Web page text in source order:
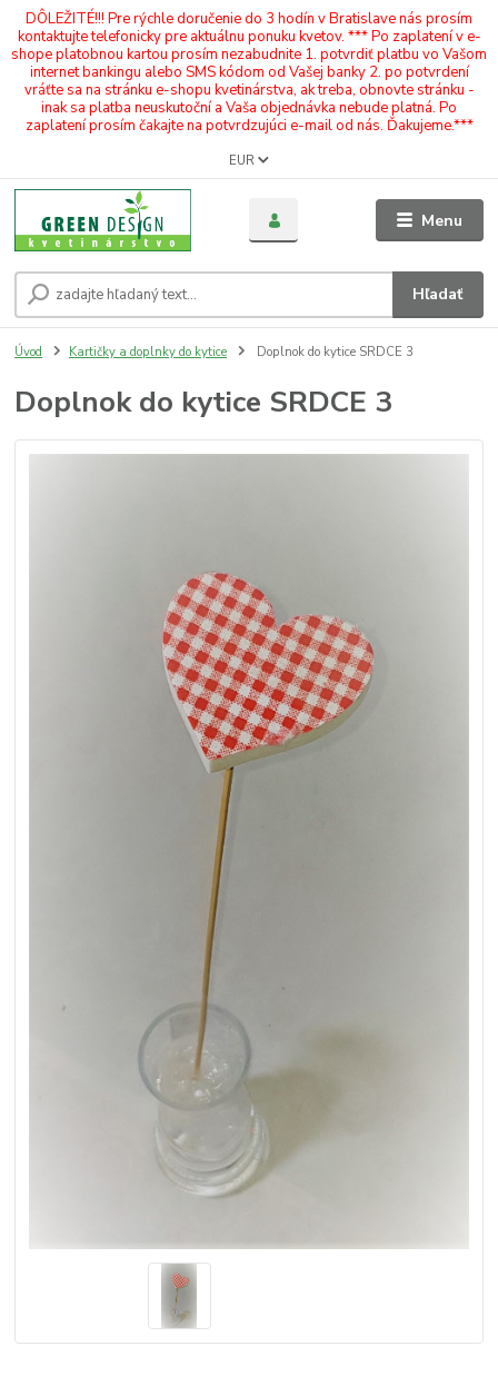
DÔLEŽITÉ!!! Pre rýchle doručenie do 3 hodín v Bratislave nás prosím
kontaktujte telefonicky pre aktuálnu ponuku kvetov. *** Po zaplatení v e-
shope platobnou kartou prosím nezabudnite 1. potvrdiť platbu vo Vašom
internet bankingu alebo SMS kódom od Vašej banky 2. po potvrdení
vráťte sa na stránku e-shopu kvetinárstva, ak treba, obnovte stránku -
inak sa platba neuskutoční a Vaša objednávka nebude platná. Po
zaplatení prosím čakajte na potvrdzujúci e-mail od nás. Ďakujeme.***
Menu
EUR
Hľadať
Úvod Kartičky a doplnky do kytice Doplnok do kytice SRDCE 3
Doplnok do kytice SRDCE 3